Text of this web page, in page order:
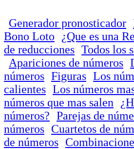
Generador pronosticador
Bono Loto
¿Que es una
de reducciones Todos los
Apariciones de números
números Figuras Los
calientes Los números
números que mas salen
números? Parejas de
números Cuartetos de
de números